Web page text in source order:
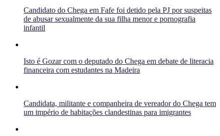
Candidato do Chega em Fafe foi detido pela PJ por suspeitas
de abusar sexualmente da sua filha menor e pornografia
infantil
Isto é Gozar com o deputado do Chega em debate de literacia
financeira com estudantes na Madeira
Candidata, militante e companheira de vereador do Chega tem
um império de habitações clandestinas para imigrantes